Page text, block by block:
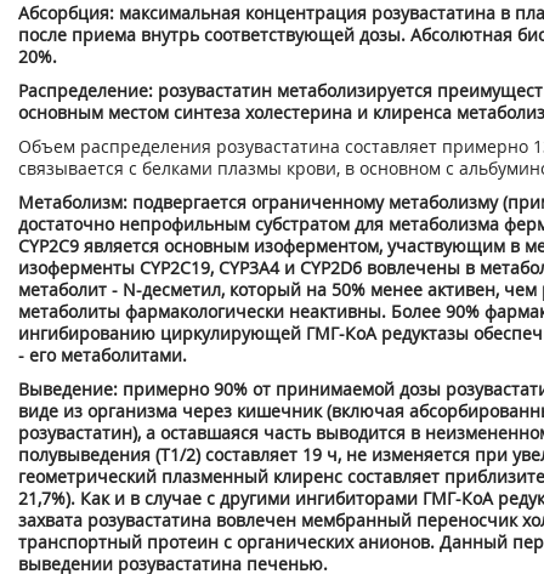
Абсорбция: максимальная концентрация розувастатина в
после приема внутрь соответствующей дозы. Абсолютная
20%.
Распределение: розувастатин метаболизируется
основным местом синтеза холестерина и клиренса
Объем распределения розувастатина составляет примерно
связывается с белками плазмы крови, в основном с
Метаболизм: подвергается ограниченному метаболизму
достаточно непрофильным субстратом для метаболизма
CYP2C9 является основным изоферментом, участвующим в
изоферменты CYP2C19, CYP3A4 и CYP2D6 вовлечены в
метаболит - N-десметил, который на 50% менее активен,
метаболиты фармакологически неактивны. Более 90%
ингибированию циркулирующей ГМГ-КоА редуктазы
- его метаболитами.
Выведение: примерно 90% от принимаемой дозы
виде из организма через кишечник (включая
розувастатин), а оставшаяся часть выводится в
полувыведения (Т1/2) составляет 19 ч, не изменяется при
геометрический плазменный клиренс составляет
21,7%). Как и в случае с другими ингибиторами ГМГ-КоА
захвата розувастатина вовлечен мембранный переносчик
транспортный протеин с органических анионов. Данный
выведении розувастатина печенью.